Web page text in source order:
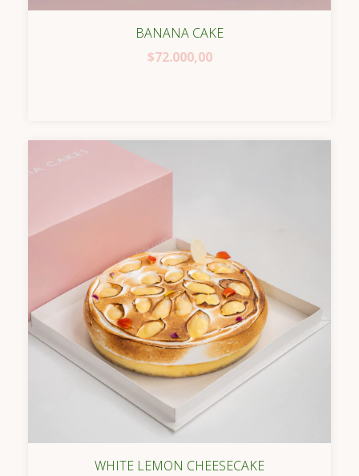
BANANA CAKE
$72.000,00
WHITE LEMON CHEESECAKE